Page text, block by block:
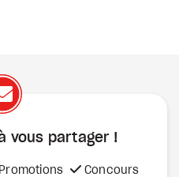
vous partager !
Promotions
Concours